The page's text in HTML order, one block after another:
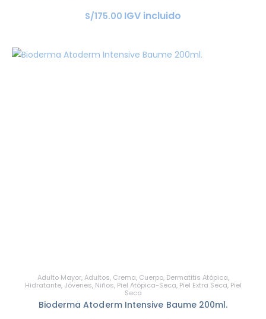
S/175.00 IGV incluido
Adulto Mayor,Adultos, Crema, Cuerpo, Dermatitis Atópica,
Hidratante, Jóvenes, Niños, Piel Atópica-Seca, Piel Extra Seca, Piel
Seca
Bioderma Atoderm Intensive Baume 200ml.